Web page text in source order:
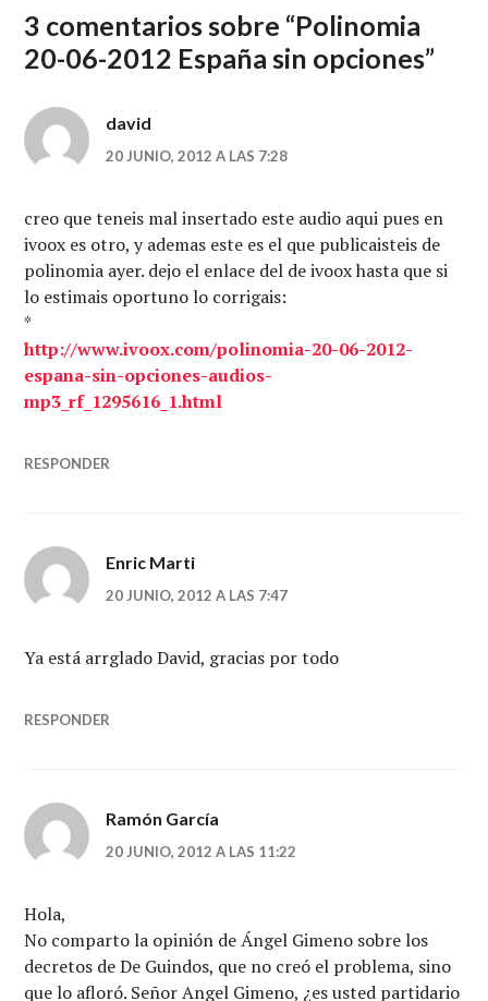
3 comentarios sobre “Polinomia
20-06-2012 España sin opciones”
david
20 JUNIO, 2012 A LAS 7:28
creo que teneis mal insertado este audio aqui pues en
ivoox es otro, y ademas este es el que publicaisteis de
polinomia ayer. dejo el enlace del de ivoox hasta que si
lo estimais oportuno lo corrigais:
*
http://www.ivoox.com/polinomia-20-06-2012-
espana-sin-opciones-audios-
mp3_rf_1295616_1.html
RESPONDER
Enric Marti
20 JUNIO, 2012 A LAS 7:47
Ya está arrglado David, gracias por todo
RESPONDER
Ramón García
20 JUNIO, 2012 A LAS 11:22
Hola,
No comparto la opinión de Ángel Gimeno sobre los
decretos de De Guindos, que no creó el problema, sino
que lo afloró. Señor Angel Gimeno, ¿es usted partidario